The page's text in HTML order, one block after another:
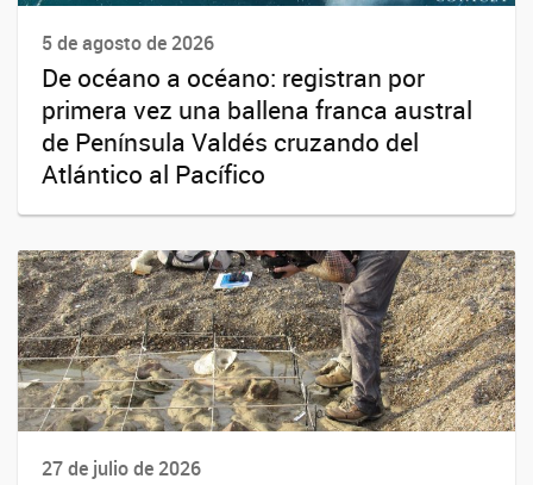
5 de agosto de 2026
De océano a océano: registran por
primera vez una ballena franca austral
de Península Valdés cruzando del
Atlántico al Pacífico
27 de julio de 2026